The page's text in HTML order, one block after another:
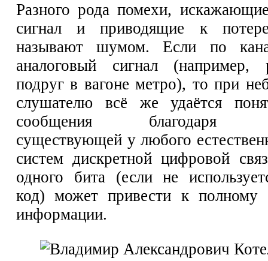
Разного рода помехи,
сигнал и приводящие к
называют шумом. Если по
аналоговый сигнал (например,
подруг в вагоне метро), то при
слушателю всё же удаётся
сообщения благодаря
существующей у любого
систем дискретной цифровой
одного бита (если не
код) может привести к полному
информации.